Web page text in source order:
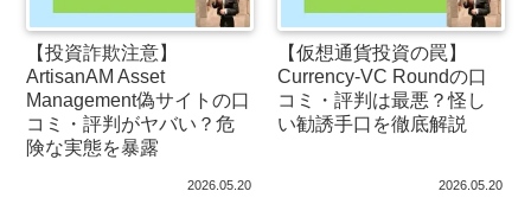
【投資詐欺注意】
ArtisanAM Asset
Management偽サイトの口
コミ・評判がヤバい？危
険な実態を暴露
2026.05.20
【仮想通貨投資の罠】
Currency-VC Roundの口
コミ・評判は最悪？怪し
い勧誘手口を徹底解説
2026.05.20